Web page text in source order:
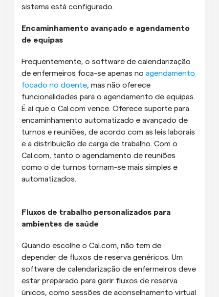
sistema está configurado.
Encaminhamento avançado e agendamento
de equipas
Frequentemente, o software de calendarização
de enfermeiros foca-se apenas no agendamento
focado no doente, mas não oferece
funcionalidades para o agendamento de equipas.
É aí que o Cal.com vence. Oferece suporte para
encaminhamento automatizado e avançado de
turnos e reuniões, de acordo com as leis laborais
e a distribuição de carga de trabalho. Com o
Cal.com, tanto o agendamento de reuniões
como o de turnos tornam-se mais simples e
automatizados.
Fluxos de trabalho personalizados para
ambientes de saúde
Quando escolhe o Cal.com, não tem de
depender de fluxos de reserva genéricos. Um
software de calendarização de enfermeiros deve
estar preparado para gerir fluxos de reserva
únicos, como sessões de aconselhamento virtual